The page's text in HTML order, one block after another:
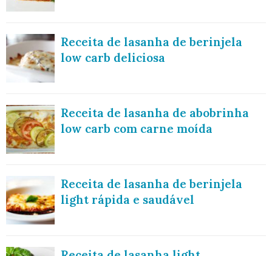
Receita de lasanha de berinjela
low carb deliciosa
Receita de lasanha de abobrinha
low carb com carne moída
Receita de lasanha de berinjela
light rápida e saudável